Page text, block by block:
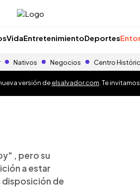
VidaEntretenimientoDeportes
Nativos Negocios Centro
versión deelsalvador.com . Te
, pero su
a estar
disposición de